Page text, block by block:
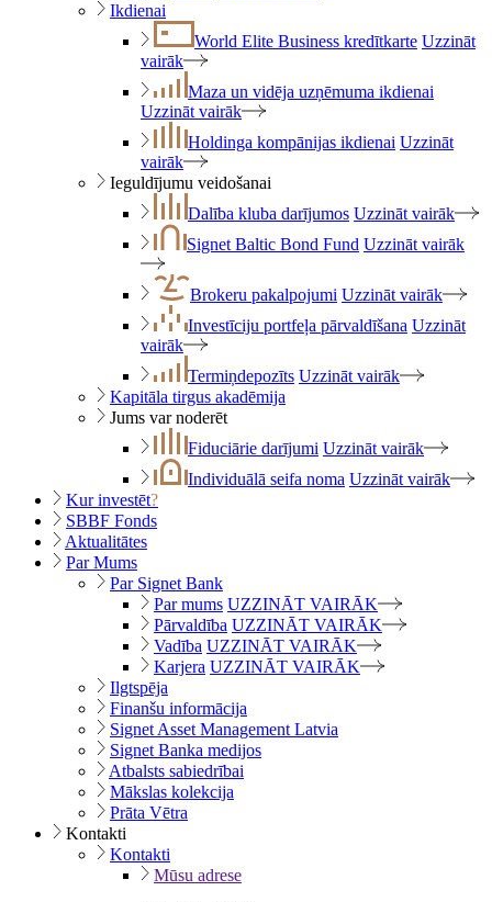
Ikdienai
World Elite Business kredītkarte Uzzināt
vairāk
Maza un vidēja uzņēmuma ikdienai
Uzzināt vairāk
Holdinga kompānijas ikdienai Uzzināt
vairāk
Ieguldījumu veidošanai
Dalība kluba darījumos Uzzināt vairāk
Signet Baltic Bond Fund Uzzināt vairāk
Brokeru pakalpojumi Uzzināt vairāk
Investīciju portfeļa pārvaldīšana Uzzināt
vairāk
Termiņdepozīts Uzzināt vairāk
Kapitāla tirgus akadēmija
Jums var noderēt
Fiduciārie darījumi Uzzināt vairāk
Individuālā seifa noma Uzzināt vairāk
Kur investēt?
SBBF Fonds
Aktualitātes
Par Mums
Par Signet Bank
Par mums UZZINĀT VAIRĀK
Pārvaldība UZZINĀT VAIRĀK
Vadība UZZINĀT VAIRĀK
Karjera UZZINĀT VAIRĀK
Ilgtspēja
Finanšu informācija
Signet Asset Management Latvia
Signet Banka medijos
Atbalsts sabiedrībai
Mākslas kolekcija
Prāta Vētra
Kontakti
Kontakti
Mūsu adrese